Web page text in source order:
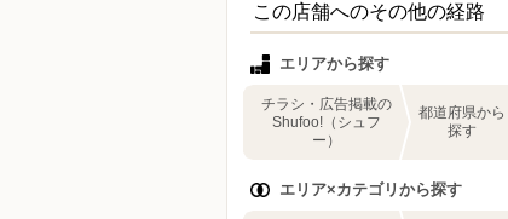
この店舗へのその他の経路
エリアから探す
チラシ・広告掲載の
Shufoo!（シュフ
ー）
都道府県から
探す
エリア×カテゴリから探す